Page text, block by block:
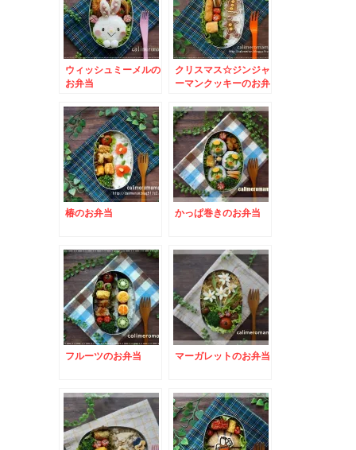
ウィッシュミーメルの
お弁当
クリスマス☆ジンジャ
ーマンクッキーのお弁
椿のお弁当 かっぱ巻きのお弁当
フルーツのお弁当 マーガレットのお弁当